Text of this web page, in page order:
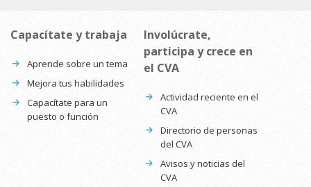
Capacítate y trabaja
Aprende sobre un tema
Mejora tus habilidades
Capacítate para un
puesto o función
Involúcrate,
participa y crece en
el CVA
Actividad reciente en el
CVA
Directorio de personas
del CVA
Avisos y noticias del
CVA